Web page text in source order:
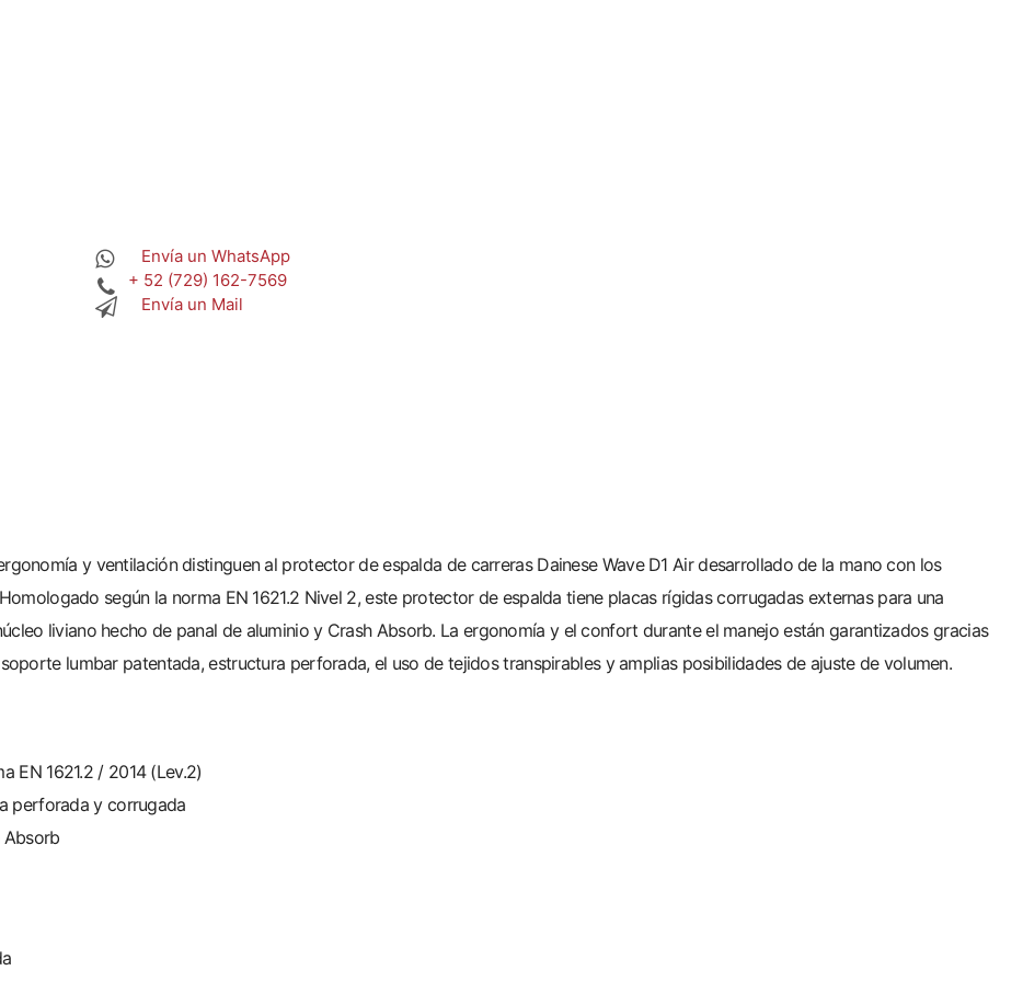
Envía un WhatsApp
+ 52 (729) 162-7569
Envía un Mail
y ventilación distinguen al protector de espalda de carreras Dainese Wave D1 Air desarrollado de la mano con los
según la norma EN 1621.2 Nivel 2, este protector de espalda tiene placas rígidas corrugadas externas para una
liviano hecho de panal de aluminio y Crash Absorb. La ergonomía y el confort durante el manejo están garantizados gracias
lumbar patentada, estructura perforada, el uso de tejidos transpirables y amplias posibilidades de ajuste de volumen.
EN 1621.2 / 2014 (Lev.2)
perforada y corrugada
Absorb